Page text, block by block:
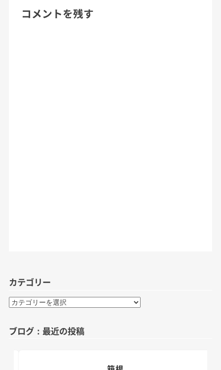
コメントを残す
カテゴリー
カ
テ
リ
ブログ：最近の投稿